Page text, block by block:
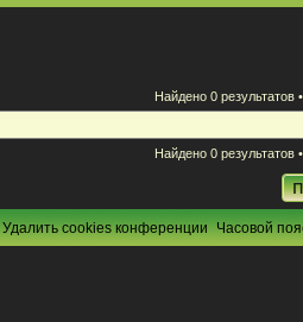
Найдено 0 результатов
Найдено 0 результатов
Часовой
Удалить cookies конференции